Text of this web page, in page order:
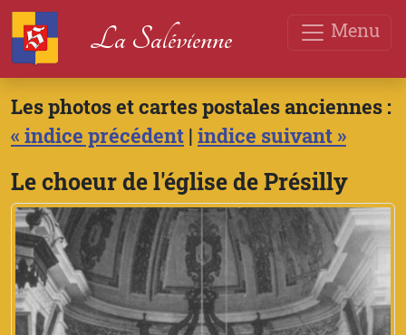
Menu
La Salévienne
Les photos et cartes postales anciennes :
« indice précédent | indice suivant »
Le choeur de l'église de Présilly